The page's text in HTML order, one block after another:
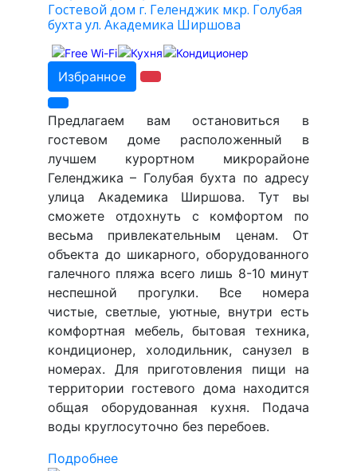
Гостевой дом г. Геленджик мкр. Голубая
бухта ул. Академика Ширшова
Избранное
Предлагаем вам остановиться в
гостевом доме расположенный в
лучшем курортном микрорайоне
Геленджика – Голубая бухта по адресу
улица Академика Ширшова. Тут вы
сможете отдохнуть с комфортом по
весьма привлекательным ценам. От
объекта до шикарного, оборудованного
галечного пляжа всего лишь 8-10 минут
неспешной прогулки. Все номера
чистые, светлые, уютные, внутри есть
комфортная мебель, бытовая техника,
кондиционер, холодильник, санузел в
номерах. Для приготовления пищи на
территории гостевого дома находится
общая оборудованная кухня. Подача
воды круглосуточно без перебоев.
Подробнее